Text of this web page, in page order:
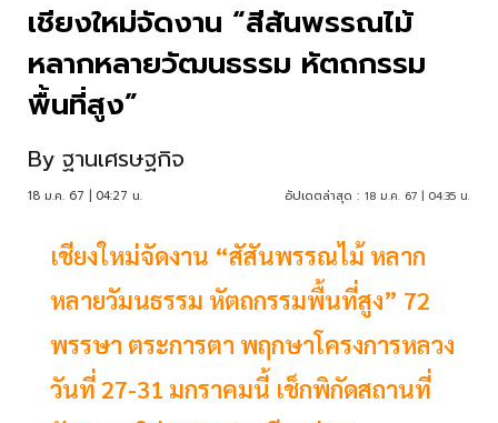
เชียงใหม่จัดงาน “สีสันพรรณไม้
หลากหลายวัฒนธรรม หัตถกรรม
พื้นที่สูง”
By ฐานเศรษฐกิจ
18 ม.ค. 67 | 04:27 น. อัปเดตล่าสุด : 18 ม.ค. 67 | 04:35 น.
เชียงใหม่จัดงาน “สัสันพรรณไม้ หลาก
หลายวัมนธรรม หัตถกรรมพื้นที่สูง” 72
พรรษา ตระการตา พฤกษาโครงการหลวง
วันที่ 27-31 มกราคมนี้ เช็กพิกัดสถานที่